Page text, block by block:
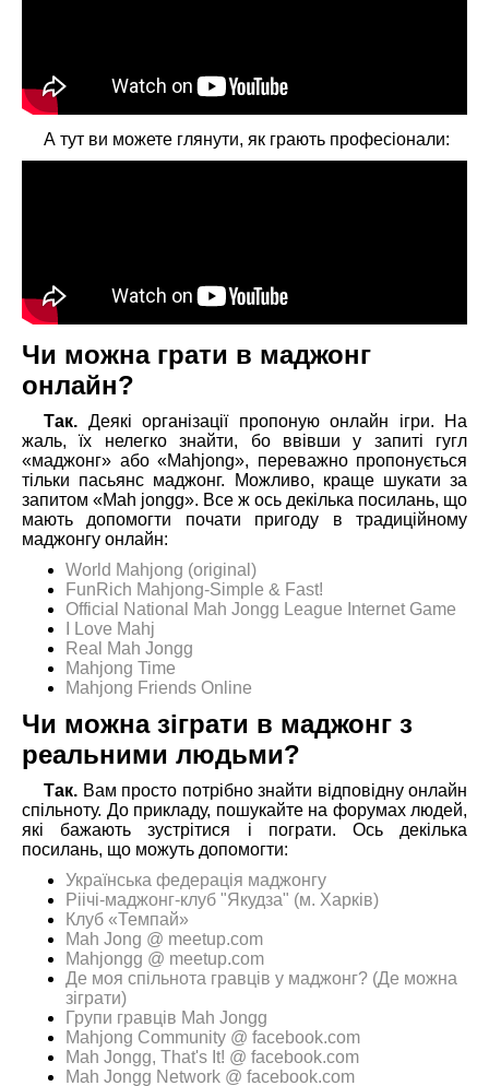
А тут ви можете глянути, як грають професіонали:
Чи можна грати в маджонг
онлайн?
Так. Деякі організації пропоную онлайн ігри. На
жаль, їх нелегко знайти, бо ввівши у запиті гугл
«маджонг» або «Mahjong», переважно пропонується
тільки пасьянс маджонг. Можливо, краще шукати за
запитом «Mah jongg». Все ж ось декілька посилань, що
мають допомогти почати пригоду в традиційному
маджонгу онлайн:
World Mahjong (original)
FunRich Mahjong-Simple & Fast!
Official National Mah Jongg League Internet Game
I Love Mahj
Real Mah Jongg
Mahjong Time
Mahjong Friends Online
Чи можна зіграти в маджонг з
реальними людьми?
Так. Вам просто потрібно знайти відповідну онлайн
спільноту. До прикладу, пошукайте на форумах людей,
які бажають зустрітися і пограти. Ось декілька
посилань, що можуть допомогти:
Українська федерація маджонгу
Ріічі-маджонг-клуб "Якудза" (м. Харків)
Клуб «Темпай»
Mah Jong @ meetup.com
Mahjongg @ meetup.com
Де моя спільнота гравців у маджонг? (Де можна
зіграти)
Групи гравців Mah Jongg
Mahjong Community @ facebook.com
Mah Jongg, That's It! @ facebook.com
Mah Jongg Network @ facebook.com